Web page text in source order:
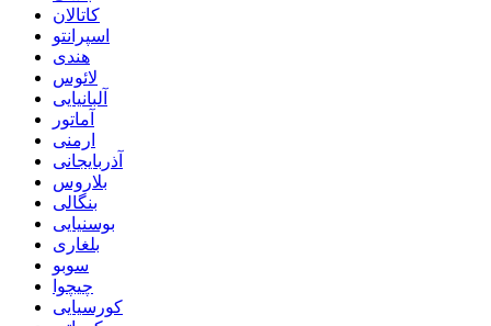
کاتالان
اسپرانتو
هندی
لائوس
آلبانیایی
آماتور
ارمنی
آذربایجانی
بلاروس
بنگالی
بوسنیایی
بلغاری
سوبو
چیچوا
کورسیایی